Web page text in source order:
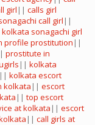
girl || calls girl
call girl ||
kolkata sonagachi girl
profile prostitution ||
prostitute in
|| kolkata
|| kolkata escort
kolkata || escort
|| top escort
at kolkata || escort
|| call girls at